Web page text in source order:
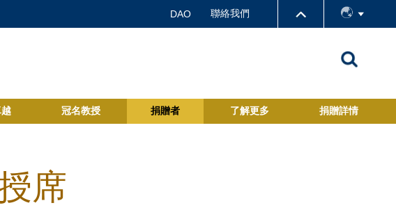
DAO 聯絡我們
冠名教授 捐贈者 了解更多 捐贈詳情
席